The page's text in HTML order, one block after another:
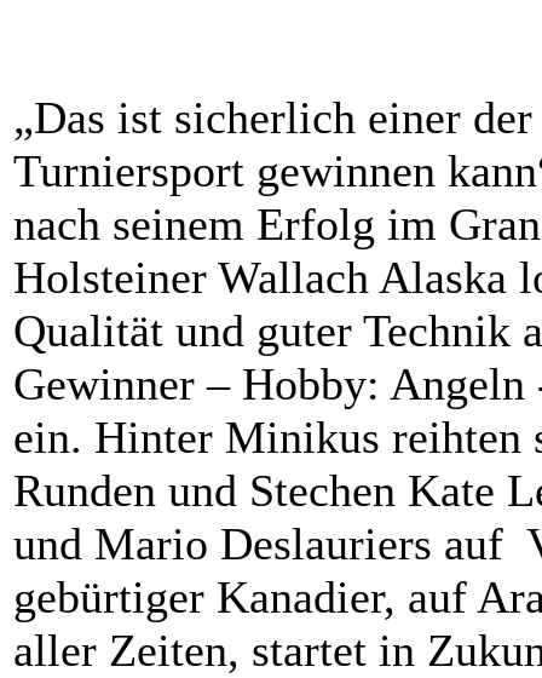
„Das ist sicherlich einer
Turniersport gewinnen
nach seinem Erfolg im
Holsteiner Wallach Alaska
Qualität und guter Technik
Gewinner – Hobby:
ein. Hinter Minikus reihten
Runden und Stechen Kate
und Mario Deslauriers auf
gebürtiger Kanadier, auf
aller Zeiten, startet in